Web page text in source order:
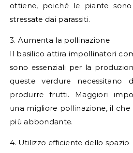
ottiene, poiché le piante
stressate dai parassiti.
3. Aumenta la pollinazione
Il basilico attira impollinatori
sono essenziali per la
queste verdure necessitano
produrre frutti. Maggiori
una migliore pollinazione, il
più abbondante.
4. Utilizzo efficiente dello spazio